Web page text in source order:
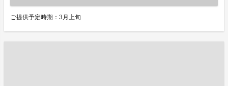
ご提供予定時期：3月上旬